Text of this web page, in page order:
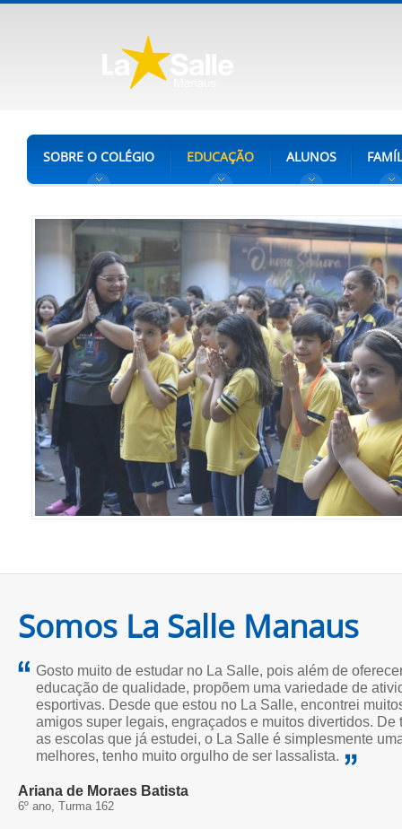
SOBRE O COLÉGIO EDUCAÇÃO ALUNOS
Somos La Salle Manaus
Gosto muito de estudar no La Salle, pois além de
educação de qualidade, propõem uma variedade de
esportivas. Desde que estou no La Salle, encontrei
amigos super legais, engraçados e muitos divertidos. De
as escolas que já estudei, o La Salle é simplesmente
melhores, tenho muito orgulho de ser lassalista.
Ariana de Moraes Batista
6º ano, Turma 162